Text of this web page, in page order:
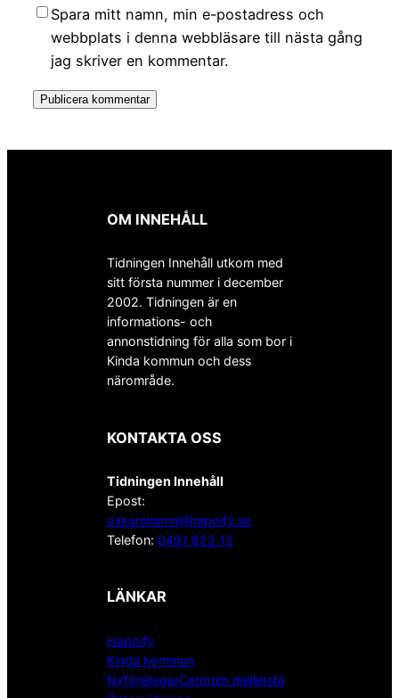
Spara mitt namn, min e-postadress och
webbplats i denna webbläsare till nästa gång
jag skriver en kommentar.
OM INNEHÅLL
Tidningen Innehåll utkom med
sitt första nummer i december
2002. Tidningen är en
informations- och
annonstidning för alla som bor i
Kinda kommun och dess
närområde.
KONTAKTA OSS
Tidningen Innehåll
Epost:
oskarshamn@happify.se
Telefon: 0491 822 12
LÄNKAR
Happify
Kinda kommun
NyföretagarCentrum mellersta